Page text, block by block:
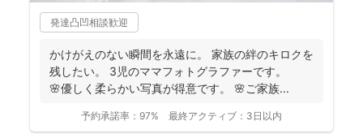
発達凸凹相談歓迎
かけがえのない瞬間を永遠に。 家族の絆のキロクを
残したい。 3児のママフォトグラファーです。
🌸優しく柔らかい写真が得意です。 🌸ご家族...
予約承諾率： 97% 最終アクティブ： 3日以内